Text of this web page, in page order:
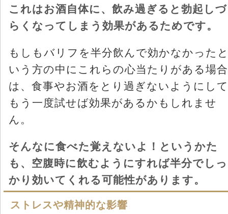
これはお酒自体に、飲み過ぎると勃起しづ
らくなってしまう効果があるためです。
もしもバリフを半分飲んで効かなかった
いう方の中にこれらの心当たりがある場合
は、食事やお酒をとり過ぎないようにして
もう一度試せば効果があるかもしれませ
ん。
そんなに食べた覚えないよ！というかた
も、空腹時に飲むようにすれば半分でしっ
かり効いてくれる可能性があります。
ストレスや精神的な影響